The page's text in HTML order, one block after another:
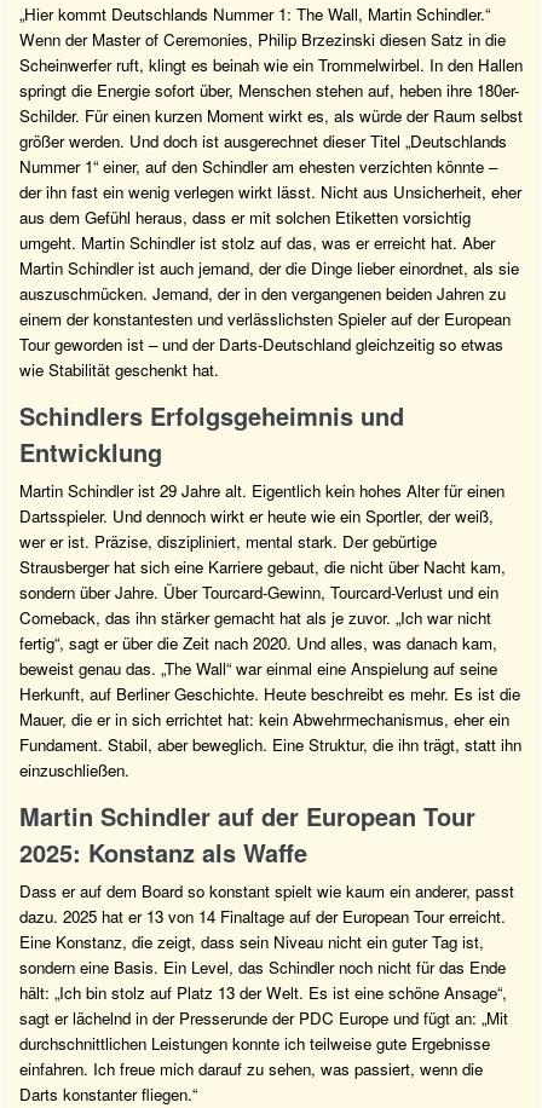
„Hier kommt Deutschlands Nummer 1: The Wall, Martin Schindler.“
Wenn der Master of Ceremonies, Philip Brzezinski diesen Satz in die
Scheinwerfer ruft, klingt es beinah wie ein Trommelwirbel. In den Hallen
springt die Energie sofort über, Menschen stehen auf, heben ihre 180er-
Schilder. Für einen kurzen Moment wirkt es, als würde der Raum selbst
größer werden. Und doch ist ausgerechnet dieser Titel „Deutschlands
Nummer 1“ einer, auf den Schindler am ehesten verzichten könnte –
der ihn fast ein wenig verlegen wirkt lässt. Nicht aus Unsicherheit, eher
aus dem Gefühl heraus, dass er mit solchen Etiketten vorsichtig
umgeht. Martin Schindler ist stolz auf das, was er erreicht hat. Aber
Martin Schindler ist auch jemand, der die Dinge lieber einordnet, als sie
auszuschmücken. Jemand, der in den vergangenen beiden Jahren zu
einem der konstantesten und verlässlichsten Spieler auf der European
Tour geworden ist – und der Darts-Deutschland gleichzeitig so etwas
wie Stabilität geschenkt hat.
Schindlers Erfolgsgeheimnis und
Entwicklung
Martin Schindler ist 29 Jahre alt. Eigentlich kein hohes Alter für einen
Dartsspieler. Und dennoch wirkt er heute wie ein Sportler, der weiß,
wer er ist. Präzise, diszipliniert, mental stark. Der gebürtige
Strausberger hat sich eine Karriere gebaut, die nicht über Nacht kam,
sondern über Jahre. Über Tourcard-Gewinn, Tourcard-Verlust und ein
Comeback, das ihn stärker gemacht hat als je zuvor. „Ich war nicht
fertig“, sagt er über die Zeit nach 2020. Und alles, was danach kam,
beweist genau das. „The Wall“ war einmal eine Anspielung auf seine
Herkunft, auf Berliner Geschichte. Heute beschreibt es mehr. Es ist die
Mauer, die er in sich errichtet hat: kein Abwehrmechanismus, eher ein
Fundament. Stabil, aber beweglich. Eine Struktur, die ihn trägt, statt ihn
einzuschließen.
Martin Schindler auf der European Tour
2025: Konstanz als Waffe
Dass er auf dem Board so konstant spielt wie kaum ein anderer, passt
dazu. 2025 hat er 13 von 14 Finaltage auf der European Tour erreicht.
Eine Konstanz, die zeigt, dass sein Niveau nicht ein guter Tag ist,
sondern eine Basis. Ein Level, das Schindler noch nicht für das Ende
hält: „Ich bin stolz auf Platz 13 der Welt. Es ist eine schöne Ansage“,
sagt er lächelnd in der Presserunde der PDC Europe und fügt an: „Mit
durchschnittlichen Leistungen konnte ich teilweise gute Ergebnisse
einfahren. Ich freue mich darauf zu sehen, was passiert, wenn die
Darts konstanter fliegen.“